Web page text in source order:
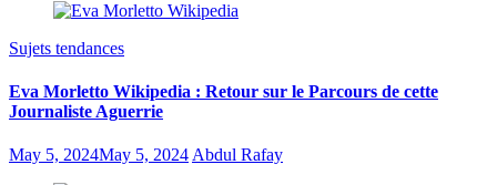
Sujets tendances
Eva Morletto Wikipedia : Retour sur le Parcours de cette
Journaliste Aguerrie
May 5, 2024May 5, 2024Abdul Rafay